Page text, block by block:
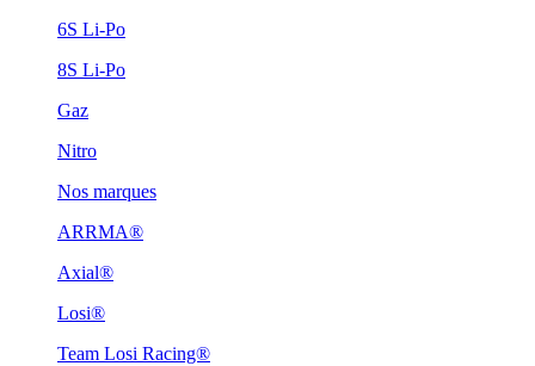
6S Li-Po
8S Li-Po
Gaz
Nitro
Nos marques
ARRMA®
Axial®
Losi®
Team Losi Racing®